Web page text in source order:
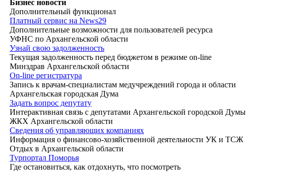
Бизнес новости
Дополнительный функционал
Платный сервис на News29
Дополнительные возможности для пользователей ресурса
УФНС по Архангельской области
Узнай свою задолженность
Текущая задолженность перед бюджетом в режиме on-line
Минздрав Архангельской области
On-line регистратура
Запись к врачам-специалистам медучреждений города и области
Архангельская городская Дума
Задать вопрос депутату
Интерактивная связь с депутатами Архангельской городской Думы
ЖКХ Архангельской области
Сведения об управляющих компаниях
Информация о финансово-хозяйственной деятельности УК и ТСЖ
Отдых в Архангельской области
Турпортал Поморья
Где остановиться, как отдохнуть, что посмотреть